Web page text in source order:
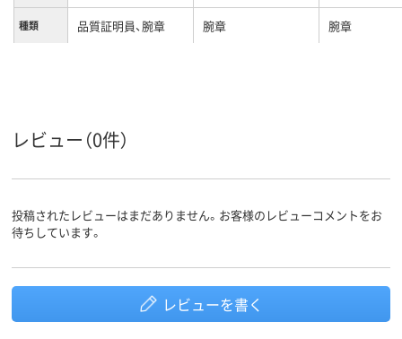
種類 品質証明員、腕章 腕章 腕章
レビュー（0件）
投稿されたレビューはまだありません。お客様のレビューコメントをお
待ちしています。
レビューを書く